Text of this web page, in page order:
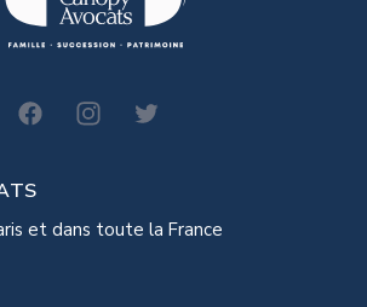
et dans toute la France